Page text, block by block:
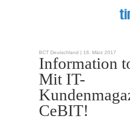
BCT Deutschland | 16. März 2017
Information
Mit IT-
CeBIT!